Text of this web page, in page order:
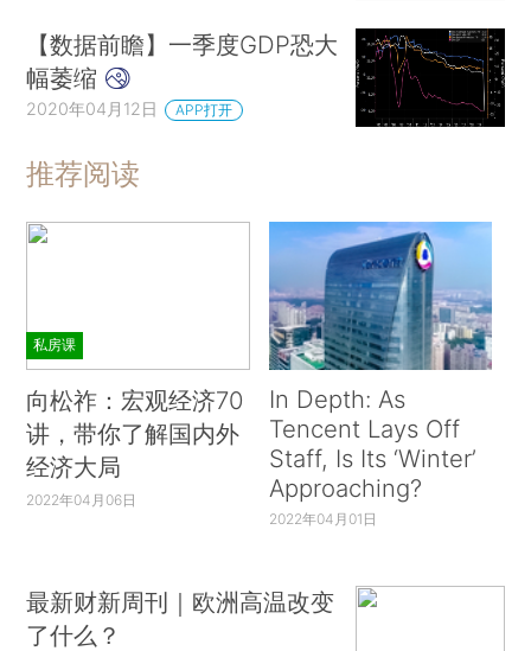
【数据前瞻】一季度GDP恐大
幅萎缩
2020年04月12日 APP打开
推荐阅读
私房课
向松祚：宏观经济70
讲，带你了解国内外
经济大局
2022年04月06日
In Depth: As
Tencent Lays Off
Staff, Is Its ‘Winter’
Approaching?
2022年04月01日
最新财新周刊｜欧洲高温改变
了什么？